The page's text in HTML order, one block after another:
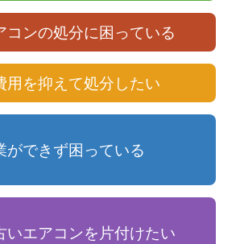
コンの処分に困っている
用を抑えて処分したい
ができず困っている
いエアコンを片付けたい